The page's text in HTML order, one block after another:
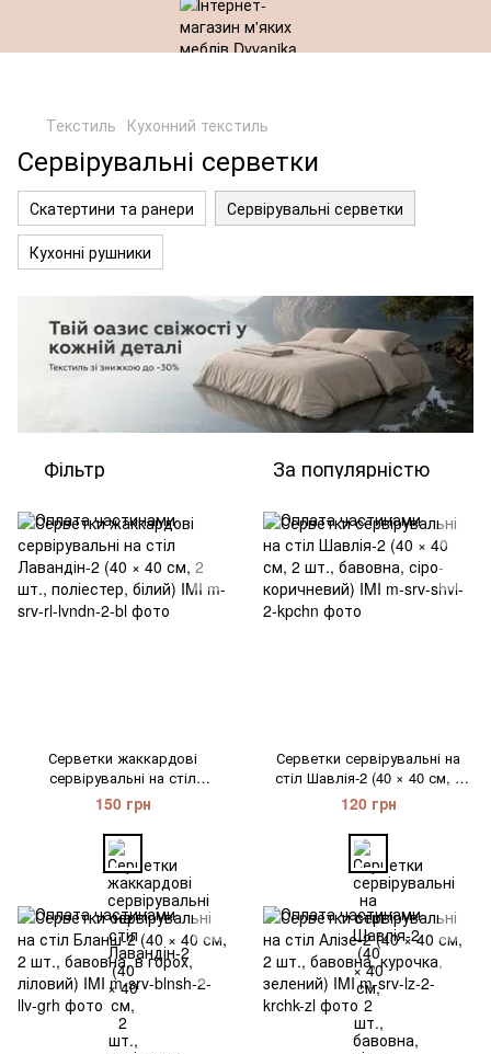
Текстиль Кухонний текстиль
Сервірувальні серветки
Скатертини та ранери
Сервірувальні серветки
Кухонні рушники
Фільтр За популярністю
Серветки жаккардові
сервірувальні на стіл
Лавандін-2 (40 × 40 см, 2 шт.,
поліестер, білий) IMI
150 грн
Серветки сервірувальні на
стіл Шавлія-2 (40 × 40 см, 2
шт., бавовна, сіро-
коричневий) IMI
120 грн